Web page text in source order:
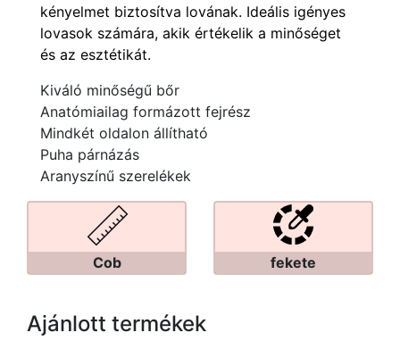
kényelmet biztosítva lovának. Ideális igényes
lovasok számára, akik értékelik a minőséget
és az esztétikát.
Kiváló minőségű bőr
Anatómiailag formázott fejrész
Mindkét oldalon állítható
Puha párnázás
Aranyszínű szerelékek
Cob fekete
Ajánlott termékek